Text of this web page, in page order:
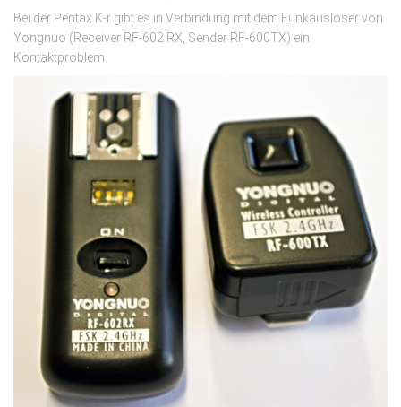
Bei der Pentax K-r gibt es in Verbindung mit dem Funkauslöser von
Yongnuo (Receiver RF-602 RX, Sender RF-600TX) ein
Kontaktproblem.